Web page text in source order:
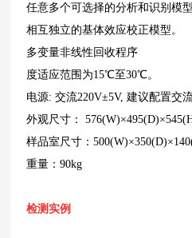
任意多个可选择的分析和识别模型
相互独立的基体效应校正模型。
多变量非线性回收程序
度适应范围为15℃至30℃。
电源: 交流220V±5V, 建议配置交
外观尺寸：
样品室尺寸：
重量：90kg
检测实例